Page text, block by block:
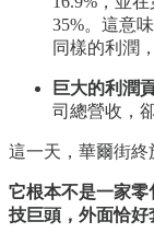
35%。這意
同樣的利潤
巨大的利潤
司總營收，
這一天，華爾街終
它根本不是一家
技巨頭，外面恰好